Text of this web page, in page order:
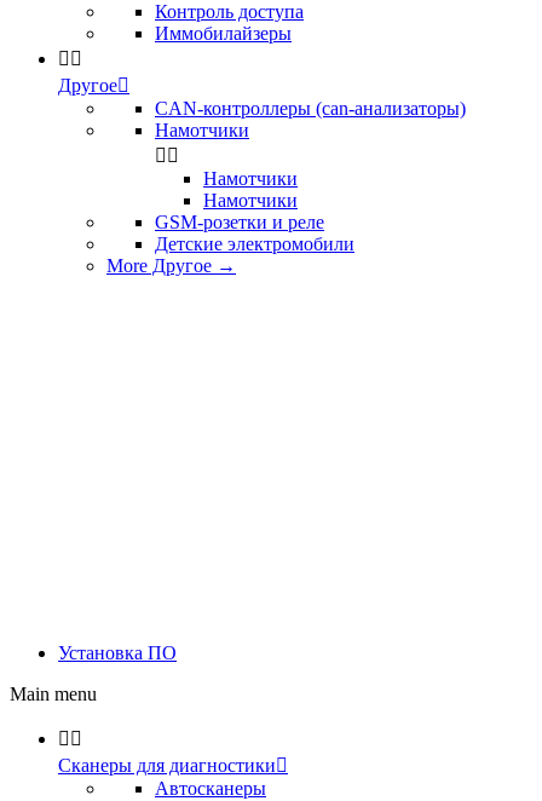
Контроль доступа
Иммобилайзеры
 
Другое
CAN-контроллеры (can-анализаторы)
Намотчики
 
Намотчики
Намотчики
GSM-розетки и реле
Детские электромобили
More Другое →
Установка ПО
Main menu
 
Сканеры для диагностики
Автосканеры